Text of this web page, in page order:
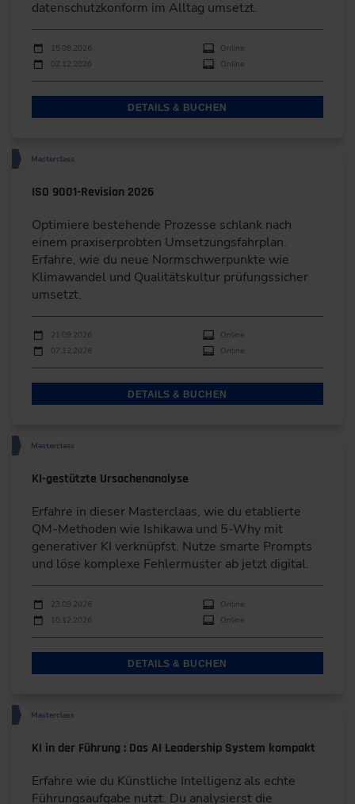
datenschutzkonform im Alltag umsetzt.
Durchführungen
Veranstaltungsdatum
15.09.2026
Online
02.12.2026
Online
DETAILS & BUCHEN
Masterclass
ISO 9001-Revision 2026
Optimiere bestehende Prozesse schlank nach
einem praxiserprobten Umsetzungsfahrplan.
Erfahre, wie du neue Normschwerpunkte wie
Klimawandel und Qualitätskultur prüfungssicher
umsetzt.
Durchführungen
Veranstaltungsdatum
21.09.2026
Online
07.12.2026
Online
DETAILS & BUCHEN
Masterclass
KI-gestützte Ursachenanalyse
Erfahre in dieser Masterclaas, wie du etablierte
QM-Methoden wie Ishikawa und 5-Why mit
generativer KI verknüpfst. Nutze smarte Prompts
und löse komplexe Fehlermuster ab jetzt digital.
Durchführungen
Veranstaltungsdatum
23.09.2026
Online
10.12.2026
Online
DETAILS & BUCHEN
Masterclass
KI in der Führung : Das AI Leadership System kompakt
Erfahre wie du Künstliche Intelligenz als echte
Führungsaufgabe nutzt. Du analysierst die